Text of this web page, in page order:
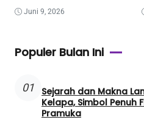
Juni 9, 2026
Populer Bulan Ini
01
Sejarah dan Makna
Kelapa, Simbol
Pramuka